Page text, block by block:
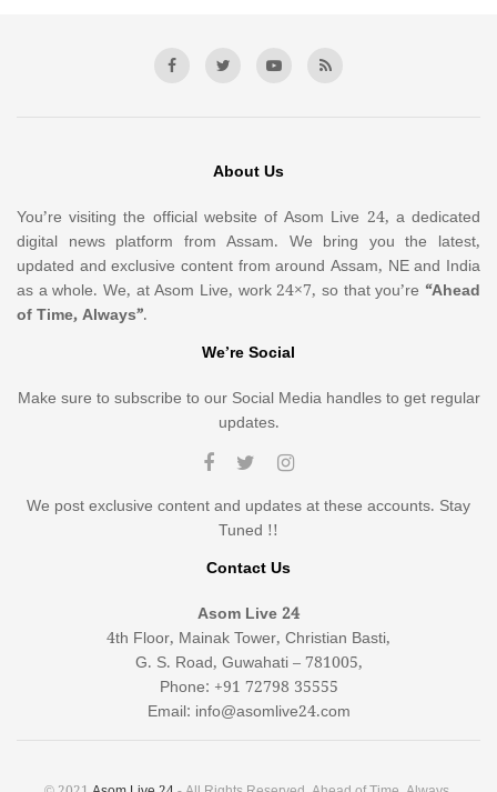
About Us
You’re visiting the official website of Asom Live 24, a dedicated
digital news platform from Assam. We bring you the latest,
updated and exclusive content from around Assam, NE and India
as a whole. We, at Asom Live, work 24×7, so that you’re “Ahead
of Time, Always”.
We’re Social
Make sure to subscribe to our Social Media handles to get regular
updates.
We post exclusive content and updates at these accounts. Stay
Tuned !!
Contact Us
Asom Live 24
4th Floor, Mainak Tower, Christian Basti,
G. S. Road, Guwahati – 781005,
Phone: +91 72798 35555
Email: info@asomlive24.com